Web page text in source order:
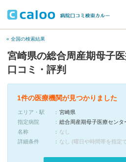
« 全国の検索結果
宮崎県の総合周産期母子
口コミ・評判
1件の医療機関が見つかりました
エリア・駅
宮崎県
指定病院
総合周産期母子医療センタ
名称
なし
詳細条件
なし (曜日や時間帯を指定